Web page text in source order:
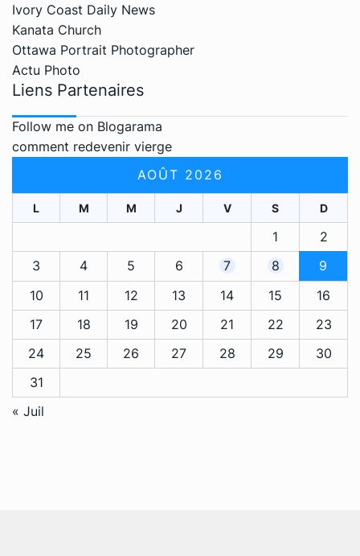
Ivory Coast Daily News
Kanata Church
Ottawa Portrait Photographer
Actu Photo
Liens Partenaires
Follow me on Blogarama
comment redevenir vierge
AOÛT 2026
L M M J V S D
1
2
3
4 5 6 7 8
9
10
11 12 13 14 15
16
17
18 19 20 21 22
23
24
25 26 27 28 29
30
31
« Juil